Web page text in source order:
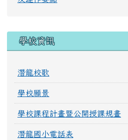
學校資訊
潛龍校歌
學校願景
學校課程計畫暨公開授課規畫
潛龍國小電話表